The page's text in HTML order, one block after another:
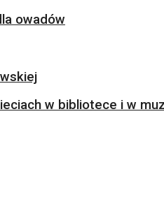
owadów
w bibliotece i w